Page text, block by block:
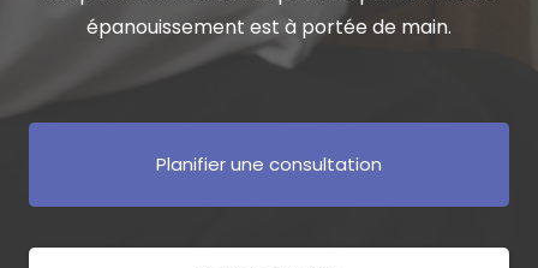
épanouissement est à portée de main.
Planifier une consultation